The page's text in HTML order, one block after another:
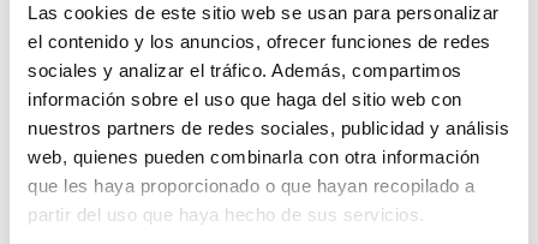
Las cookies de este sitio web se usan para personalizar
el contenido y los anuncios, ofrecer funciones de redes
sociales y analizar el tráfico. Además, compartimos
información sobre el uso que haga del sitio web con
nuestros partners de redes sociales, publicidad y análisis
web, quienes pueden combinarla con otra información
que les haya proporcionado o que hayan recopilado a
partir del uso que haya hecho de sus servicios.
En Cortinas Sanmar somos especialistas en ofrecer soluciones a
medida para tus ventanas. Hoy, te presentamos algunos ejemplos de
cortinas técnicas, perfectas para combinar funcionalidad y diseño.
Estas cortinas destacan por sus características innovadoras que las
hacen ideales para cualquier tipo de espacio.
Además, en este artículo también te contamos sus características y
tipos de cada una de ellas para la elección perfecta. ¡Sigue leyendo!